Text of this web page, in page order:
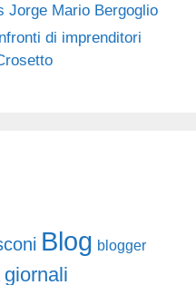
Jorge Mario Bergoglio
di imprenditori
Blog blogger
giornali